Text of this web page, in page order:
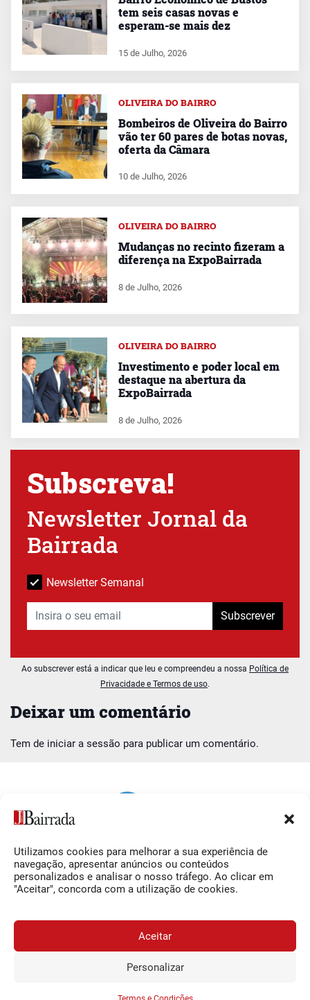
Utilizamos cookies para melhorar a sua experiência de
navegação, apresentar anúncios ou conteúdos
personalizados e analisar o nosso tráfego. Ao clicar em
"Aceitar", concorda com a utilização de cookies.
Aceitar
Personalizar
Deixar um comentário
Tem de iniciar a sessão para publicar um comentário.
tem seis casas novas e
esperam-se mais dez
15 de Julho, 2026
OLIVEIRA DO BAIRRO
Bombeiros de Oliveira do Bairro
vão ter 60 pares de botas novas,
oferta da Câmara
10 de Julho, 2026
OLIVEIRA DO BAIRRO
Mudanças no recinto fizeram a
diferença na ExpoBairrada
8 de Julho, 2026
OLIVEIRA DO BAIRRO
Investimento e poder local em
destaque na abertura da
ExpoBairrada
8 de Julho, 2026
Subscreva!
Newsletter Jornal da
Bairrada
Newsletter Semanal
Subscrever
Ao subscrever está a indicar que leu e compreendeu a nossa Política de
Privacidade e Termos de uso.
0,34€/semana
Siga-nos
Facebook
O Jornal da Bairrada
Contactos
Termos e Condições
© 2026 Jornal da Bairrada